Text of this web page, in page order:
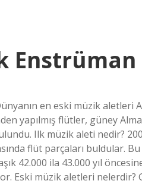
en eski müzik aletleri
yapılmış flütler, güney
Ilk müzik aleti nedir?
flüt parçaları buldular.
42.000 ila 43.000 yıl
Eski müzik aletleri nelerdir?